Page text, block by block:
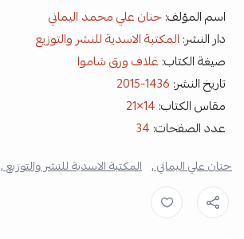
اسم المؤلف:حنان علي محمد اليماني
دار النشر: المكتبة الاسدية للنشر والتوزيع
صيغة الكتاب: غلاف ورق شاموا
تاريخ النشر:
مقاس الكتاب:
عدد الصفحات: 34
حنان علي اليماني , المكتبة الاسدية للنشر والتوزيع ,